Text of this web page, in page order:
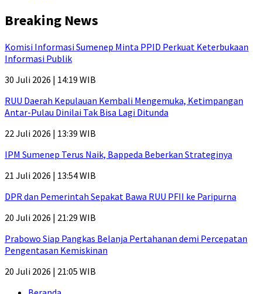
Breaking News
Komisi Informasi Sumenep Minta PPID Perkuat Keterbukaan
Informasi Publik
30 Juli 2026 | 14:19 WIB
RUU Daerah Kepulauan Kembali Mengemuka, Ketimpangan
Antar-Pulau Dinilai Tak Bisa Lagi Ditunda
22 Juli 2026 | 13:39 WIB
IPM Sumenep Terus Naik, Bappeda Beberkan Strateginya
21 Juli 2026 | 13:54 WIB
DPR dan Pemerintah Sepakat Bawa RUU PFII ke Paripurna
20 Juli 2026 | 21:29 WIB
Prabowo Siap Pangkas Belanja Pertahanan demi Percepatan
Pengentasan Kemiskinan
20 Juli 2026 | 21:05 WIB